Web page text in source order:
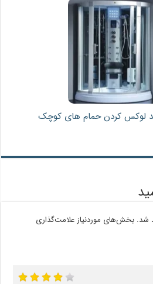
لوکس کردن حمام های کوچک
شد. بخش‌های موردنیاز علامت‌گذاری